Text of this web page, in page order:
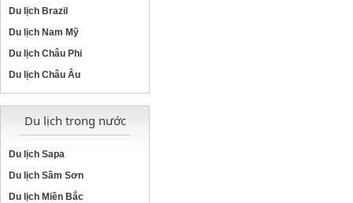
Du lịch Brazil
Du lịch Nam Mỹ
Du lịch Châu Phi
Du lịch Châu Âu
Du lịch trong nước
Du lịch Sapa
Du lịch Sầm Sơn
Du lịch Miền Bắc